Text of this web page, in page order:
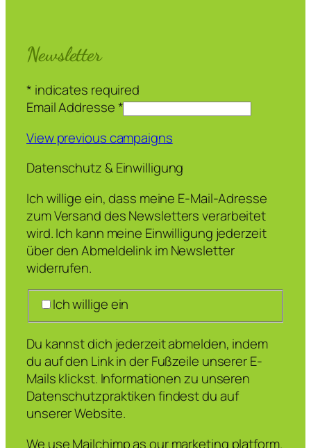
Newsletter
* indicates required
Email Addresse*
View previous campaigns
Datenschutz & Einwilligung
Ich willige ein, dass meine E-Mail-Adresse
zum Versand des Newsletters verarbeitet
wird. Ich kann meine Einwilligung jederzeit
über den Abmeldelink im Newsletter
widerrufen.
Ich willige ein
Du kannst dich jederzeit abmelden, indem
du auf den Link in der Fußzeile unserer E-
Mails klickst. Informationen zu unseren
Datenschutzpraktiken findest du auf
unserer Website.
We use Mailchimp as our marketing platform.